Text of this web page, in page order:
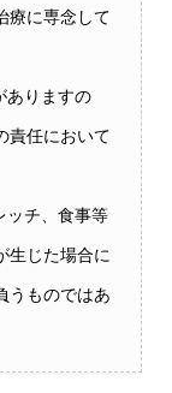
療に専念して
ありますの
責任において
ッチ、食事等
生じた場合に
うものではあ